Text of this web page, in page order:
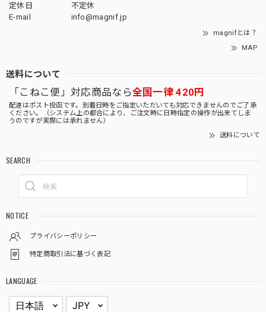
定休日
不定休
E-mail
info@magnif.jp
magnifとは？
MAP
送料について
「こねこ便」対応商品なら全国一律 420円
配達はポスト投函です。到着日時をご指定いただいても対応できませんのでご了承
ください。（システム上の都合により、ご注文時に日時指定の操作が出来てしま
うのですが実際には承れません）
送料について
SEARCH
NOTICE
プライバシーポリシー
特定商取引法に基づく表記
LANGUAGE